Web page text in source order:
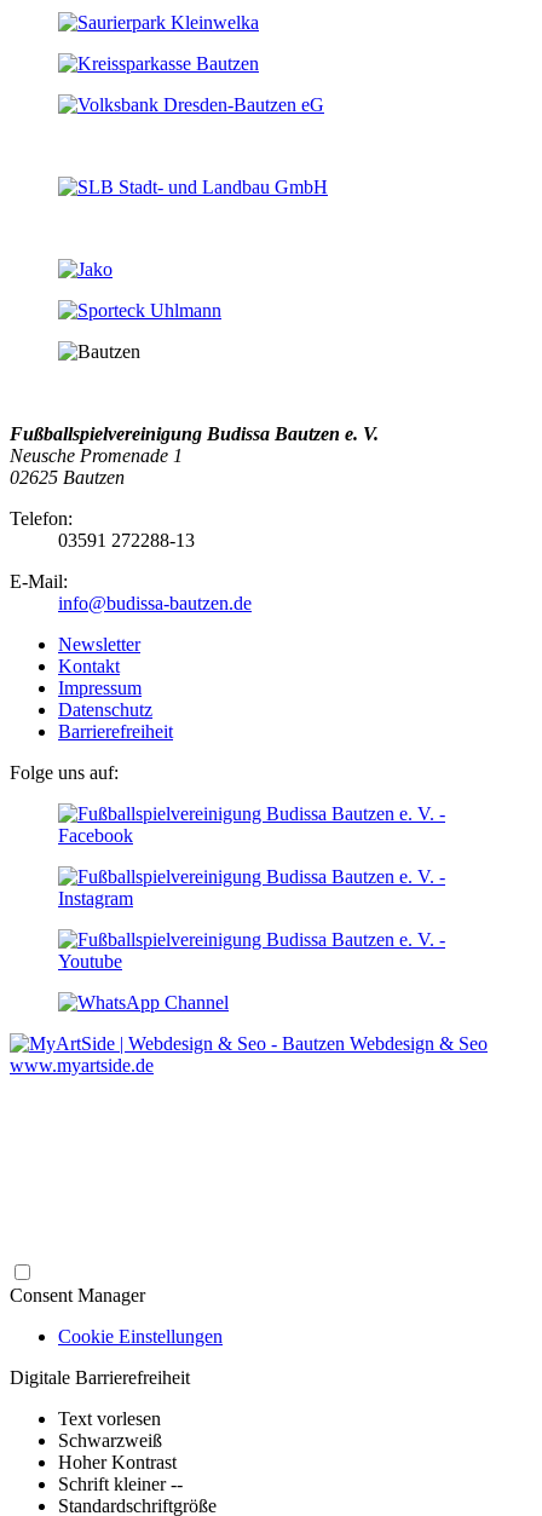
Fußballspielvereinigung Budissa Bautzen e. V.
Neusche Promenade 1
02625 Bautzen
Telefon:
03591 272288-13
E-Mail:
info@budissa-bautzen.de
Newsletter
Kontakt
Impressum
Datenschutz
Barrierefreiheit
Folge uns auf:
Webdesign & Seo
www.myartside.de
Consent Manager
Cookie Einstellungen
Digitale Barrierefreiheit
Text vorlesen
Schwarzweiß
Hoher Kontrast
Schrift kleiner --
Standardschriftgröße